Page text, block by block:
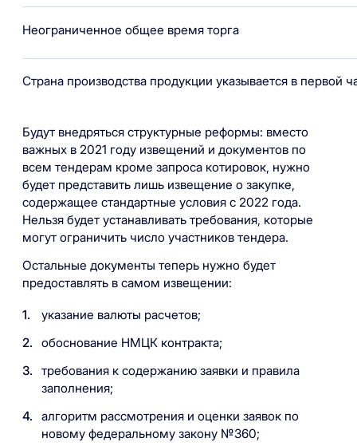
Неограниченное общее время торга
Страна производства продукции указывается в первой
Будут внедряться структурные реформы: вместо
важных в 2021 году извещений и документов по
всем тендерам кроме запроса котировок, нужно
будет представить лишь извещение о закупке,
содержащее стандартные условия с 2022 года.
Нельзя будет устанавливать требования, которые
могут ограничить число участников тендера.
Остальные документы теперь нужно будет
предоставлять в самом извещении:
указание валюты расчетов;
обоснование НМЦК контракта;
требования к содержанию заявки и правила
заполнения;
алгоритм рассмотрения и оценки заявок по
новому федеральному закону №360;